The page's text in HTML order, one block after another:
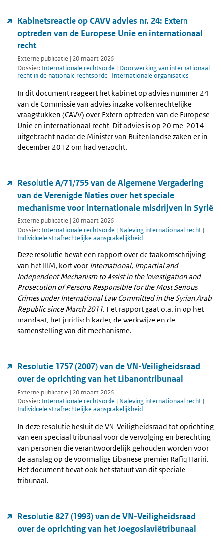
Kabinetsreactie op CAVV advies nr. 24: Extern
optreden van de Europese Unie en internationaal
recht
Externe publicatie | 20 maart 2026
Dossier: Internationale rechtsorde | Doorwerking van internationaal
recht in de nationale rechtsorde | Internationale organisaties
In dit document reageert het kabinet op advies nummer 24
van de Commissie van advies inzake volkenrechtelijke
vraagstukken (CAVV) over Extern optreden van de Europese
Unie en internationaal recht. Dit advies is op 20 mei 2014
uitgebracht nadat de Minister van Buitenlandse zaken er in
december 2012 om had verzocht.
Resolutie A/71/755 van de Algemene Vergadering
van de Verenigde Naties over het speciale
mechanisme voor internationale misdrijven in Syrië
Externe publicatie | 20 maart 2026
Dossier: Internationale rechtsorde | Naleving internationaal recht |
Individuele strafrechtelijke aansprakelijkheid
Deze resolutie bevat een rapport over de taakomschrijving
van het IIIM, kort voor International, Impartial and
Independent Mechanism to Assist in the Investigation and
Prosecution of Persons Responsible for the Most Serious
Crimes under International Law Committed in the Syrian Arab
Republic since March 2011. Het rapport gaat o.a. in op het
mandaat, het juridisch kader, de werkwijze en de
samenstelling van dit mechanisme.
Resolutie 1757 (2007) van de VN-Veiligheidsraad
over de oprichting van het Libanontribunaal
Externe publicatie | 20 maart 2026
Dossier: Internationale rechtsorde | Naleving internationaal recht |
Individuele strafrechtelijke aansprakelijkheid
In deze resolutie besluit de VN-Veiligheidsraad tot oprichting
van een speciaal tribunaal voor de vervolging en berechting
van personen die verantwoordelijk gehouden worden voor
de aanslag op de voormalige Libanese premier Rafiq Hariri.
Het document bevat ook het statuut van dit speciale
tribunaal.
Resolutie 827 (1993) van de VN-Veiligheidsraad
over de oprichting van het Joegoslaviëtribunaal